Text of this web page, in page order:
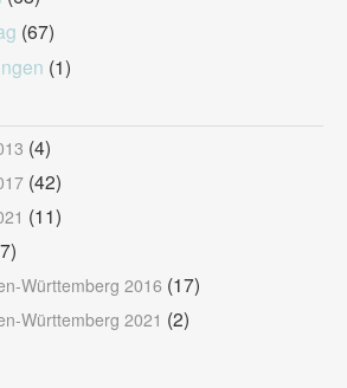
(67)
(1)
(4)
(42)
(11)
Württemberg 2016 (17)
Württemberg 2021 (2)